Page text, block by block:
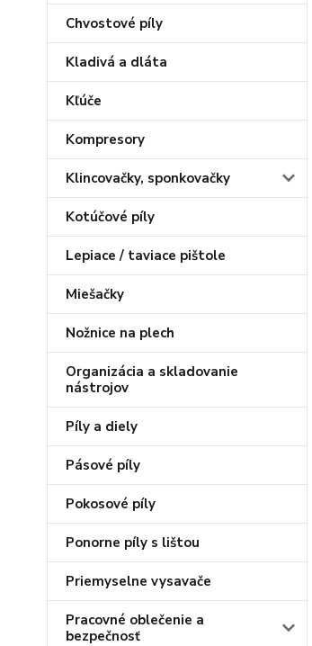
Chvostové píly
Kladivá a dláta
Kľúče
Kompresory
Klincovačky, sponkovačky
Kotúčové píly
Lepiace / taviace pištole
Miešačky
Nožnice na plech
Organizácia a skladovanie
nástrojov
Píly a diely
Pásové píly
Pokosové píly
Ponorne píly s lištou
Priemyselne vysavače
Pracovné oblečenie a
bezpečnosť